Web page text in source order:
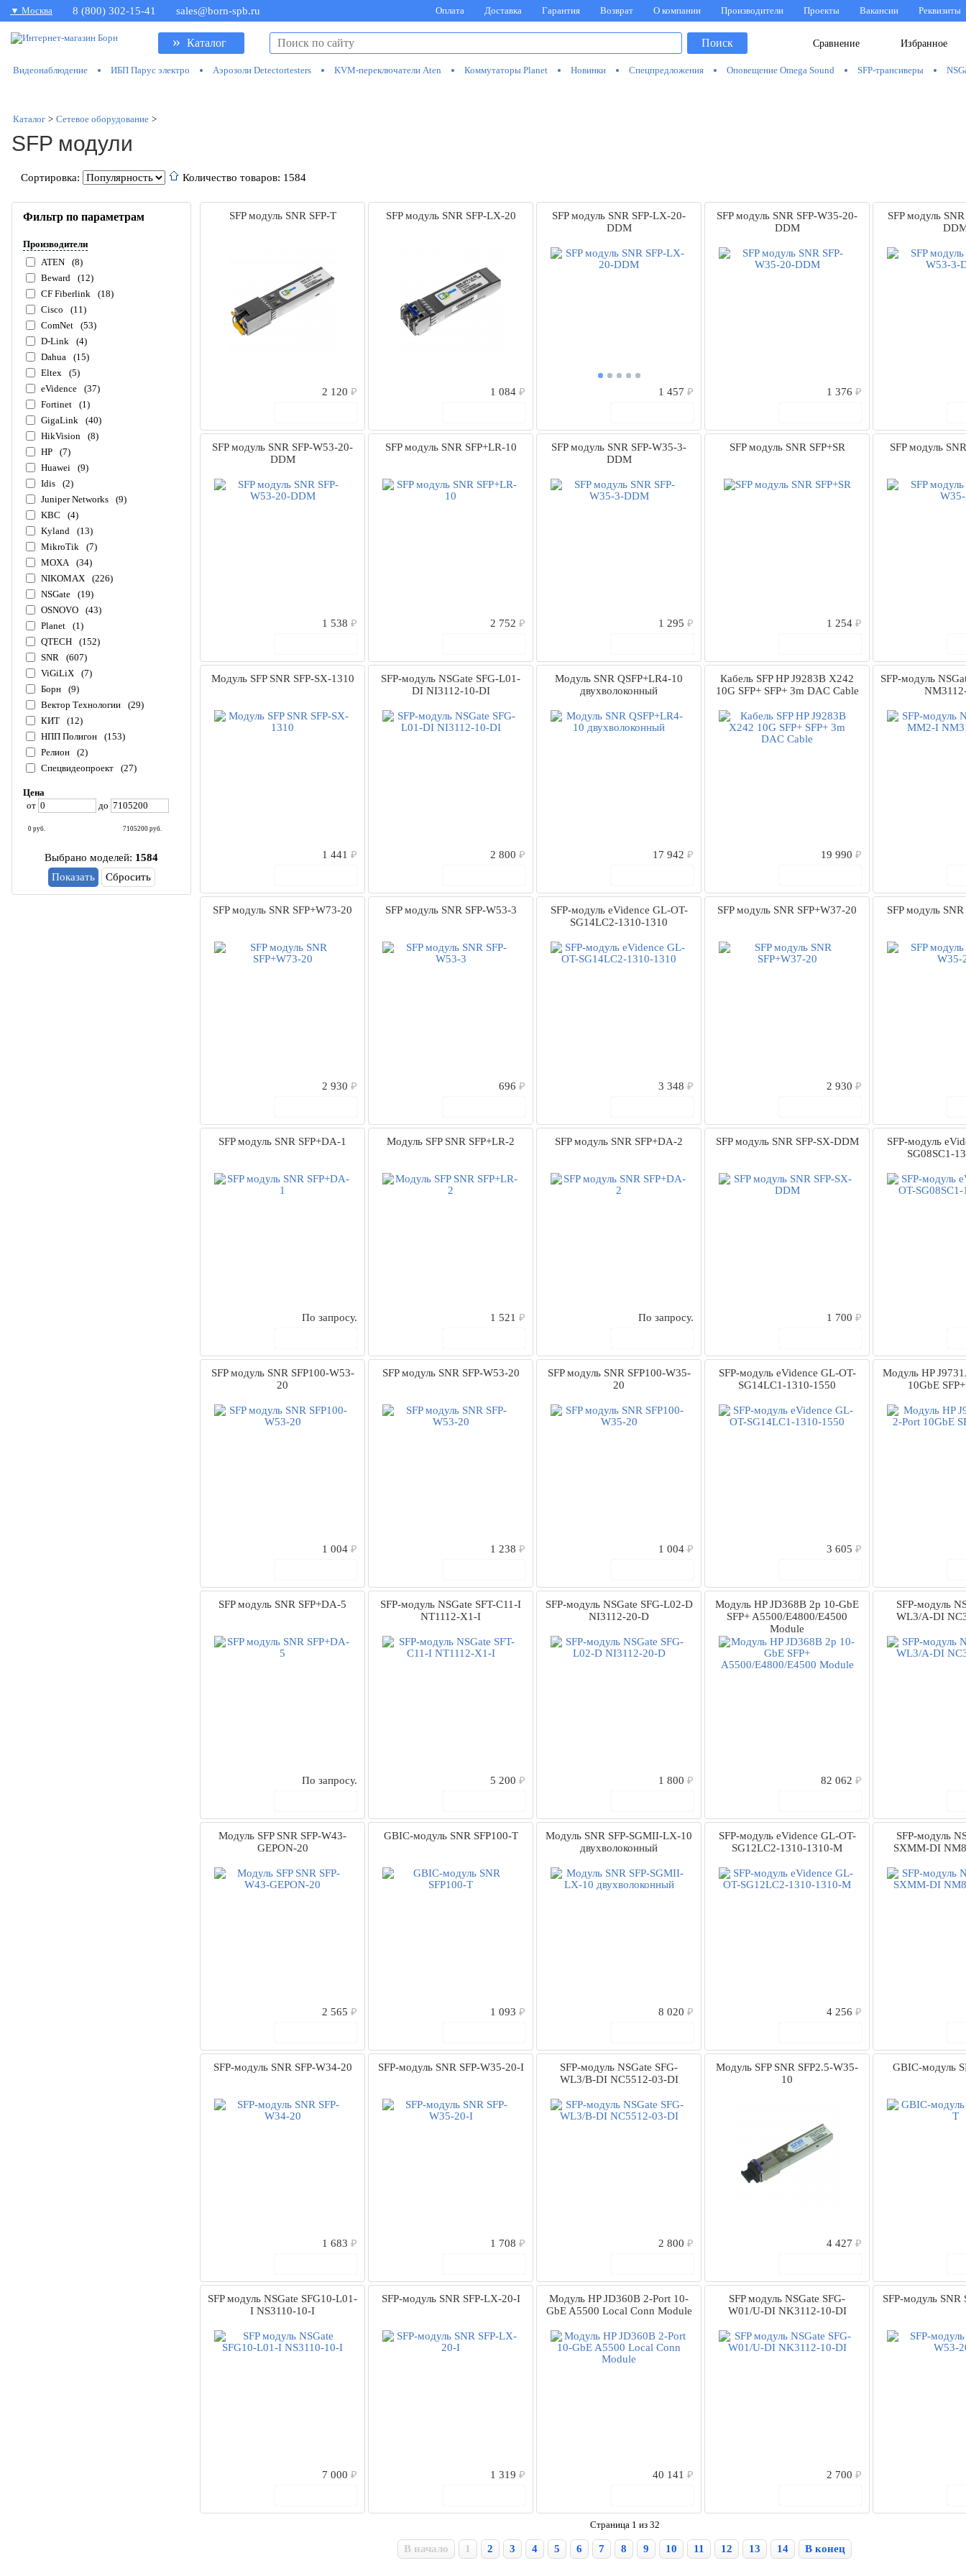
▼ Москва 8 (800) 302-15-41 sales@born-spb.ru Оплата Доставка Гарантия Возврат О компании Производители Проекты Вакансии Реквизиты
» Каталог Избранное
Сравнение
Поиск
Видеонаблюдение ИБП Парус электро Аэрозоли Detectortesters KVM-переключатели Aten Коммутаторы Planet Новинки Спецпредложения Оповещение Omega Sound SFP-трансиверы
Каталог > Сетевое оборудование >
SFP модули
Сортировка: Количество товаров: 1584
Фильтр по параметрам
Производители
ATEN
(8)
Beward
(12)
CF Fiberlink
(18)
Cisco
(11)
ComNet
(53)
D-Link
(4)
Dahua
(15)
Eltex
(5)
eVidence
(37)
Fortinet
(1)
GigaLink
(40)
HikVision
(8)
HP
(7)
Huawei
(9)
Idis
(2)
Juniper Networks
(9)
KBC
(4)
Kyland
(13)
MikroTik
(7)
MOXA
(34)
NIKOMAX
(226)
NSGate
(19)
OSNOVO
(43)
Planet
(1)
QTECH
(152)
SNR
(607)
ViGiLiX
(7)
Борн
(9)
Вектор Технологии
(29)
КИТ
(12)
НПП Полигон
(153)
Релион
(2)
Спецвидеопроект
(27)
Цена
от
до
0 руб. 7105200 руб.
Выбрано моделей: 1584
Сбросить
SFP модуль SNR SFP-T
2 120 ₽
SFP модуль SNR SFP-LX-20
1 084 ₽
SFP модуль SNR SFP-LX-20-
DDM
1 457 ₽
SFP модуль SNR SFP-W35-20-
DDM
1 376 ₽
SFP модуль
SFP модуль SNR SFP-W53-20-
DDM
1 538 ₽
SFP модуль SNR SFP+LR-10
2 752 ₽
SFP модуль SNR SFP-W35-3-
DDM
1 295 ₽
SFP модуль SNR SFP+SR
1 254 ₽
SFP модуль
Модуль SFP SNR SFP-SX-1310
1 441 ₽
SFP-модуль NSGate SFG-L01-
DI NI3112-10-DI
2 800 ₽
Модуль SNR QSFP+LR4-10
двухволоконный
17 942 ₽
Кабель SFP HP J9283B X242
10G SFP+ SFP+ 3m DAC Cable
19 990 ₽
SFP-модуль
SFP модуль SNR SFP+W73-20
2 930 ₽
SFP модуль SNR SFP-W53-3
696 ₽
SFP-модуль eVidence GL-OT-
SG14LC2-1310-1310
3 348 ₽
SFP модуль SNR SFP+W37-20
2 930 ₽
SFP модуль
SFP модуль SNR SFP+DA-1
По запросу.
Модуль SFP SNR SFP+LR-2
1 521 ₽
SFP модуль SNR SFP+DA-2
По запросу.
SFP модуль SNR SFP-SX-DDM
1 700 ₽
SFP-модуль
SG08SC1-
SFP модуль SNR SFP100-W53-
20
1 004 ₽
SFP модуль SNR SFP-W53-20
1 238 ₽
SFP модуль SNR SFP100-W35-
20
1 004 ₽
SFP-модуль eVidence GL-OT-
SG14LC1-1310-1550
3 605 ₽
Модуль HP
10GbE
SFP модуль SNR SFP+DA-5
По запросу.
SFP-модуль NSGate SFT-C11-I
NT1112-X1-I
5 200 ₽
SFP-модуль NSGate SFG-L02-D
NI3112-20-D
1 800 ₽
Модуль HP JD368B 2p 10-GbE
SFP+ A5500/E4800/E4500
Module
82 062 ₽
SFP-модуль
WL3/A-DI
Модуль SFP SNR SFP-W43-
GEPON-20
2 565 ₽
GBIC-модуль SNR SFP100-T
1 093 ₽
Модуль SNR SFP-SGMII-LX-10
двухволоконный
8 020 ₽
SFP-модуль eVidence GL-OT-
SG12LC2-1310-1310-M
4 256 ₽
SFP-модуль
SXMM-DI
SFP-модуль SNR SFP-W34-20
1 683 ₽
SFP-модуль SNR SFP-W35-20-I
1 708 ₽
SFP-модуль NSGate SFG-
WL3/B-DI NC5512-03-DI
2 800 ₽
Модуль SFP SNR SFP2.5-W35-
10
4 427 ₽
GBIC-модуль
SFP модуль NSGate SFG10-L01-
I NS3110-10-I
7 000 ₽
SFP-модуль SNR SFP-LX-20-I
1 319 ₽
Модуль HP JD360B 2-Port 10-
GbE A5500 Local Conn Module
40 141 ₽
SFP модуль NSGate SFG-
W01/U-DI NK3112-10-DI
2 700 ₽
SFP-модуль SNR
Страница 1 из 32
В начало 1 2 3 4 5 6 7 8 9 10 11 12 13 14 В конец